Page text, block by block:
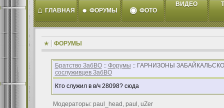
⌂ ГЛАВНАЯ ● ФОРУМЫ ◉ ФОТО
ВИДЕО
ФОРУМЫ
Братство ЗабВО:: Форумы :: ГАРНИЗОНЫ
сослуживцев ЗабВО
Кто служил в в/ч 28098? сюда
Модераторы: paul_head, paul, uZer